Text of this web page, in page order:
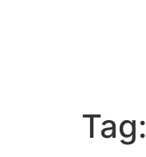
Tag: